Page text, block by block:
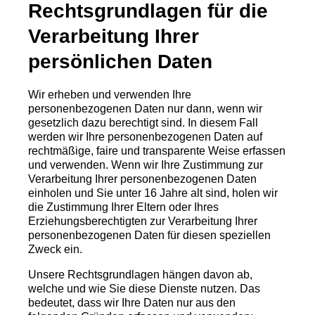
Rechtsgrundlagen für die
Verarbeitung Ihrer
persönlichen Daten
Wir erheben und verwenden Ihre
personenbezogenen Daten nur dann, wenn wir
gesetzlich dazu berechtigt sind. In diesem Fall
werden wir Ihre personenbezogenen Daten auf
rechtmäßige, faire und transparente Weise erfassen
und verwenden. Wenn wir Ihre Zustimmung zur
Verarbeitung Ihrer personenbezogenen Daten
einholen und Sie unter 16 Jahre alt sind, holen wir
die Zustimmung Ihrer Eltern oder Ihres
Erziehungsberechtigten zur Verarbeitung Ihrer
personenbezogenen Daten für diesen speziellen
Zweck ein.
Unsere Rechtsgrundlagen hängen davon ab,
welche und wie Sie diese Dienste nutzen. Das
bedeutet, dass wir Ihre Daten nur aus den